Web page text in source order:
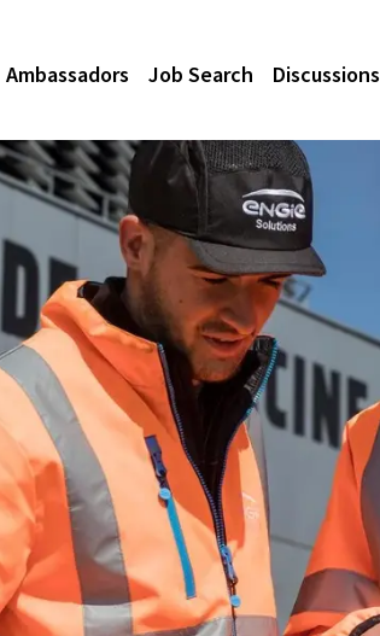
Ambassadors Job Search Discussions